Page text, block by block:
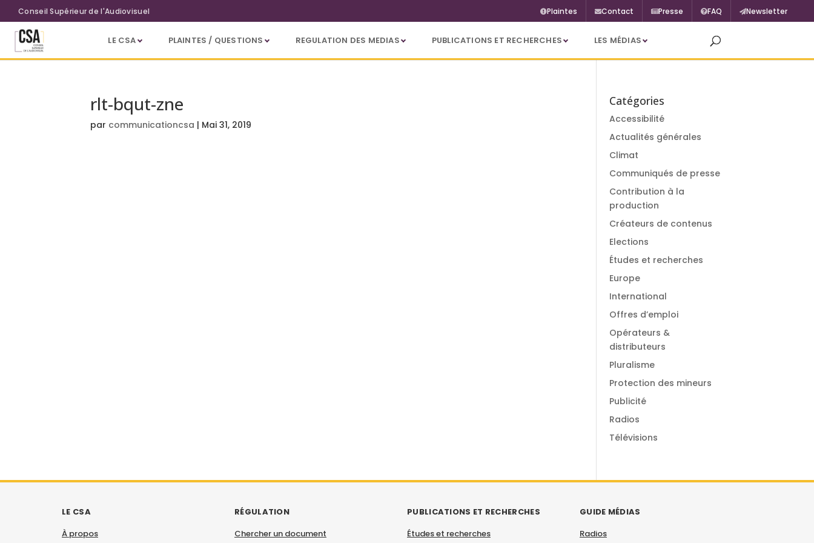
Aller au contenu principal
Conseil Supérieur de l'Audiovisuel Plaintes Contact Presse FAQ Newsletter
LE CSA PLAINTES / QUESTIONS REGULATION DES MEDIAS PUBLICATIONS ET RECHERCHES LES MÉDIAS
rlt-bqut-zne
par communicationcsa | Mai 31, 2019
Catégories
Accessibilité
Actualités générales
Climat
Communiqués de presse
Contribution à la
production
Créateurs de contenus
Elections
Études et recherches
Europe
International
Offres d’emploi
Opérateurs &
distributeurs
Pluralisme
Protection des mineurs
Publicité
Radios
Télévisions
LE CSA
À propos
RÉGULATION
Chercher un document
PUBLICATIONS ET RECHERCHES
Études et recherches
GUIDE MÉDIAS
Radios